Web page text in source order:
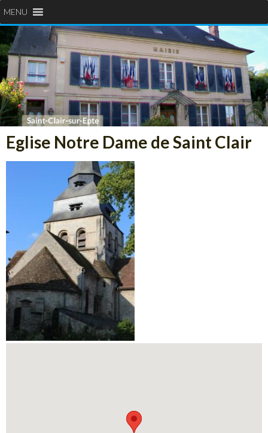
MENU
Eglise Notre Dame de Saint Clair